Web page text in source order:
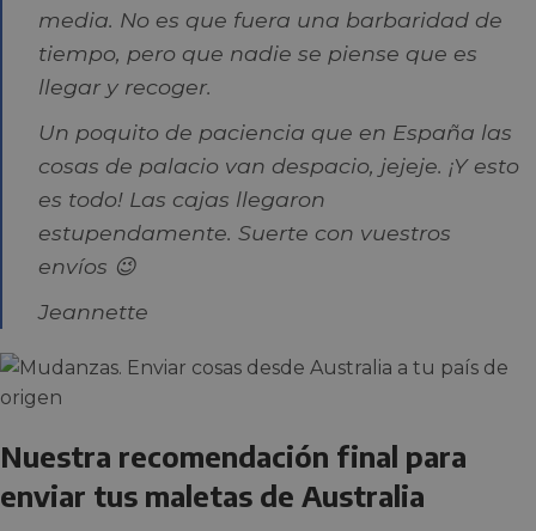
media. No es que fuera una barbaridad de
tiempo, pero que nadie se piense que es
llegar y recoger.
Un poquito de paciencia que en España las
cosas de palacio van despacio, jejeje. ¡Y esto
es todo! Las cajas llegaron
estupendamente. Suerte con vuestros
envíos 😉
Jeannette
Nuestra recomendación final para
enviar tus maletas de Australia